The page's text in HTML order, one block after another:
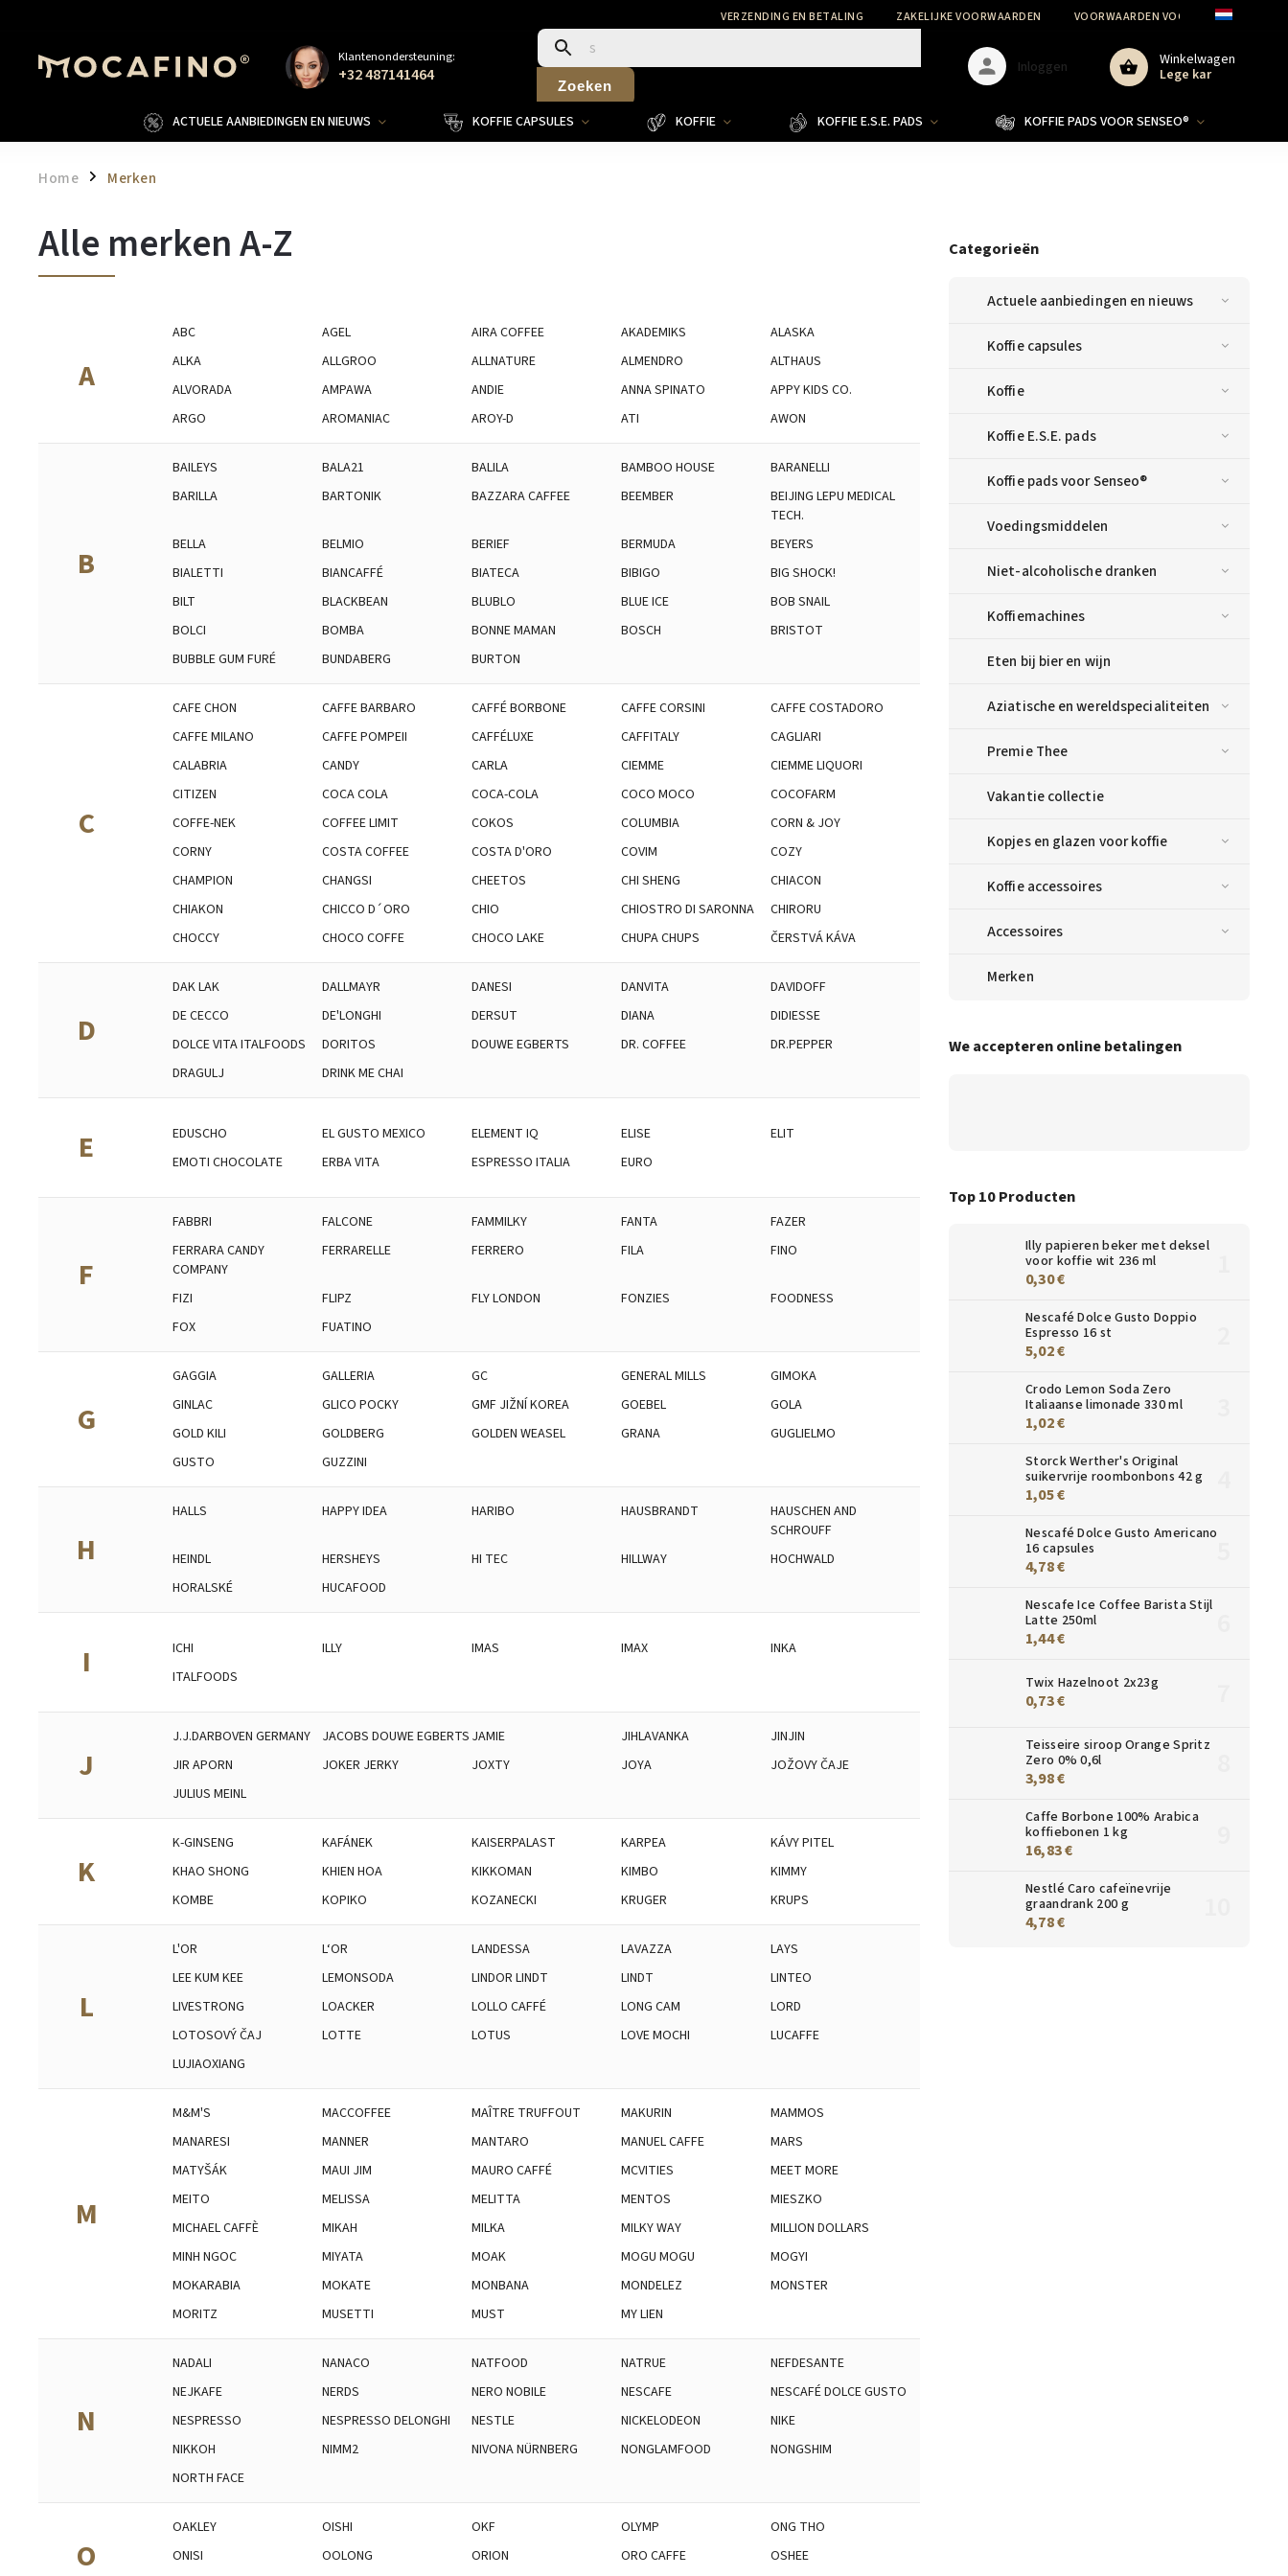
VERZENDING EN BETALING ZAKELIJKE VOORWAARDEN VOORWAARDEN VOOR DE
Klantenondersteuning:
+32 487141464 Zoeken
Winkelwagen
Lege kar
Inloggen
ACTUELE AANBIEDINGEN EN NIEUWS KOFFIE CAPSULES KOFFIE KOFFIE E.S.E. PADS KOFFIE PADS VOOR SENSEO®
Home / Merken
Categorieën
Actuele aanbiedingen en nieuws
Koffie capsules
Koffie
Koffie E.S.E. pads
Koffie pads voor Senseo®
Voedingsmiddelen
Niet-alcoholische dranken
Koffiemachines
Eten bij bier en wijn
Aziatische en wereldspecialiteiten
Premie Thee
Vakantie collectie
Kopjes en glazen voor koffie
Koffie accessoires
Accessoires
Merken
We accepteren online betalingen
Top 10 Producten
Illy papieren beker met deksel
voor koffie wit 236 ml
0,30 €
Nescafé Dolce Gusto Doppio
Espresso 16 st
5,02 €
Crodo Lemon Soda Zero
Italiaanse limonade 330 ml
1,02 €
Storck Werther's Original
suikervrije roombonbons 42 g
1,05 €
Nescafé Dolce Gusto Americano
16 capsules
4,78 €
Nescafe Ice Coffee Barista Stijl
Latte 250ml
1,44 €
Twix Hazelnoot 2x23g
0,73 €
Teisseire siroop Orange Spritz
Zero 0% 0,6l
3,98 €
Caffe Borbone 100% Arabica
koffiebonen 1 kg
16,83 €
Nestlé Caro cafeïnevrije
graandrank 200 g
4,78 €
Alle merken A-Z
A
ABC AGEL AIRA COFFEE AKADEMIKS
ALASKA
ALKA
ALLGROO ALLNATURE ALMENDRO
ALTHAUS
ALVORADA
AMPAWA ANDIE ANNA SPINATO
APPY KIDS CO.
ARGO
AROMANIAC AROY-D ATI AWON
B
BAILEYS BALA21 BALILA BAMBOO HOUSE
BARANELLI
BARILLA
BARTONIK BAZZARA CAFFEE BEEMBER
BEIJING LEPU MEDICAL
TECH.
BELLA
BELMIO BERIEF BERMUDA
BEYERS
BIALETTI
BIANCAFFÉ BIATECA BIBIGO
BIG SHOCK!
BILT
BLACKBEAN BLUBLO BLUE ICE
BOB SNAIL
BOLCI
BOMBA BONNE MAMAN BOSCH
BRISTOT
BUBBLE GUM FURÉ
BUNDABERG BURTON
C
CAFE CHON CAFFE BARBARO CAFFÉ BORBONE CAFFE CORSINI
CAFFE COSTADORO
CAFFE MILANO
CAFFE POMPEII CAFFÉLUXE CAFFITALY
CAGLIARI
CALABRIA
CANDY CARLA CIEMME
CIEMME LIQUORI
CITIZEN
COCA COLA COCA-COLA COCO MOCO
COCOFARM
COFFE-NEK
COFFEE LIMIT COKOS COLUMBIA
CORN & JOY
CORNY
COSTA COFFEE COSTA D'ORO COVIM
COZY
CHAMPION
CHANGSI CHEETOS CHI SHENG
CHIACON
CHIAKON
CHICCO D´ORO CHIO CHIOSTRO DI SARONNA
CHIRORU
CHOCCY
CHOCO COFFE CHOCO LAKE CHUPA CHUPS ČERSTVÁ KÁVA
D
DAK LAK DALLMAYR DANESI DANVITA
DAVIDOFF
DE CECCO
DE'LONGHI DERSUT DIANA
DIDIESSE
DOLCE VITA ITALFOODS
DORITOS DOUWE EGBERTS DR. COFFEE
DR.PEPPER
DRAGULJ
DRINK ME CHAI
E EDUSCHO EL GUSTO MEXICO ELEMENT IQ ELISE
ELIT
EMOTI CHOCOLATE
ERBA VITA ESPRESSO ITALIA EURO
F
FABBRI FALCONE FAMMILKY FANTA
FAZER
FERRARA CANDY
COMPANY
FERRARELLE FERRERO FILA FINO
FIZI FLIPZ FLY LONDON FONZIES
FOODNESS
FOX
FUATINO
G
GAGGIA GALLERIA GC GENERAL MILLS
GIMOKA
GINLAC
GLICO POCKY GMF JIŽNÍ KOREA GOEBEL
GOLA
GOLD KILI
GOLDBERG GOLDEN WEASEL GRANA
GUGLIELMO
GUSTO
GUZZINI
H
HALLS HAPPY IDEA HARIBO HAUSBRANDT
HAUSCHEN AND
SCHROUFF
HEINDL
HERSHEYS HI TEC HILLWAY
HOCHWALD
HORALSKÉ
HUCAFOOD
I ICHI ILLY IMAS IMAX
INKA
ITALFOODS
J
J.J.DARBOVEN GERMANY JACOBS DOUWE EGBERTS JAMIE JIHLAVANKA
JINJIN
JIR APORN
JOKER JERKY JOXTY JOYA
JOŽOVY ČAJE
JULIUS MEINL
K
K-GINSENG KAFÁNEK KAISERPALAST KARPEA
KÁVY PITEL
KHAO SHONG
KHIEN HOA KIKKOMAN KIMBO
KIMMY
KOMBE
KOPIKO KOZANECKI KRUGER KRUPS
L
L'OR L‘OR LANDESSA LAVAZZA
LAYS
LEE KUM KEE
LEMONSODA LINDOR LINDT LINDT
LINTEO
LIVESTRONG
LOACKER LOLLO CAFFÉ LONG CAM
LORD
LOTOSOVÝ ČAJ
LOTTE LOTUS LOVE MOCHI
LUCAFFE
LUJIAOXIANG
M
M&M'S MACCOFFEE MAÎTRE TRUFFOUT MAKURIN
MAMMOS
MANARESI
MANNER MANTARO MANUEL CAFFE
MARS
MATYŠÁK
MAUI JIM MAURO CAFFÉ MCVITIES
MEET MORE
MEITO
MELISSA MELITTA MENTOS
MIESZKO
MICHAEL CAFFÈ
MIKAH MILKA MILKY WAY
MILLION DOLLARS
MINH NGOC
MIYATA MOAK MOGU MOGU
MOGYI
MOKARABIA
MOKATE MONBANA MONDELEZ
MONSTER
MORITZ
MUSETTI MUST MY LIEN
N
NADALI NANACO NATFOOD NATRUE
NEFDESANTE
NEJKAFE
NERDS NERO NOBILE NESCAFE
NESCAFÉ DOLCE GUSTO
NESPRESSO
NESPRESSO DELONGHI NESTLE NICKELODEON
NIKE
NIKKOH
NIMM2 NIVONA NÜRNBERG NONGLAMFOOD
NONGSHIM
NORTH FACE
O
OAKLEY OISHI OKF OLYMP
ONG THO
ONISI
OOLONG ORION ORO CAFFE
OSHEE